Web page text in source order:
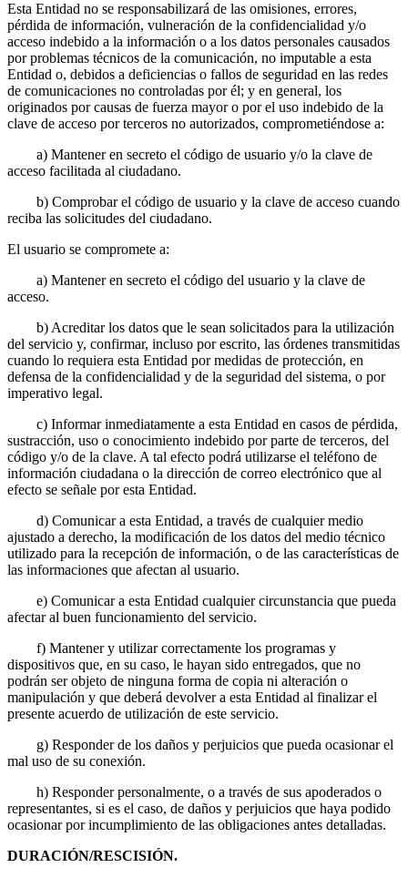
Esta Entidad no se responsabilizará de las omisiones, errores,
pérdida de información, vulneración de la confidencialidad y/o
acceso indebido a la información o a los datos personales causados
por problemas técnicos de la comunicación, no imputable a esta
Entidad o, debidos a deficiencias o fallos de seguridad en las redes
de comunicaciones no controladas por él; y en general, los
originados por causas de fuerza mayor o por el uso indebido de la
clave de acceso por terceros no autorizados, comprometiéndose a:
a) Mantener en secreto el código de usuario y/o la clave de
acceso facilitada al ciudadano.
b) Comprobar el código de usuario y la clave de acceso cuando
reciba las solicitudes del ciudadano.
El usuario se compromete a:
a) Mantener en secreto el código del usuario y la clave de
acceso.
b) Acreditar los datos que le sean solicitados para la utilización
del servicio y, confirmar, incluso por escrito, las órdenes transmitidas
cuando lo requiera esta Entidad por medidas de protección, en
defensa de la confidencialidad y de la seguridad del sistema, o por
imperativo legal.
c) Informar inmediatamente a esta Entidad en casos de pérdida,
sustracción, uso o conocimiento indebido por parte de terceros, del
código y/o de la clave. A tal efecto podrá utilizarse el teléfono de
información ciudadana o la dirección de correo electrónico que al
efecto se señale por esta Entidad.
d) Comunicar a esta Entidad, a través de cualquier medio
ajustado a derecho, la modificación de los datos del medio técnico
utilizado para la recepción de información, o de las características de
las informaciones que afectan al usuario.
e) Comunicar a esta Entidad cualquier circunstancia que pueda
afectar al buen funcionamiento del servicio.
f) Mantener y utilizar correctamente los programas y
dispositivos que, en su caso, le hayan sido entregados, que no
podrán ser objeto de ninguna forma de copia ni alteración o
manipulación y que deberá devolver a esta Entidad al finalizar el
presente acuerdo de utilización de este servicio.
g) Responder de los daños y perjuicios que pueda ocasionar el
mal uso de su conexión.
h) Responder personalmente, o a través de sus apoderados o
representantes, si es el caso, de daños y perjuicios que haya podido
ocasionar por incumplimiento de las obligaciones antes detalladas.
DURACIÓN/RESCISIÓN.